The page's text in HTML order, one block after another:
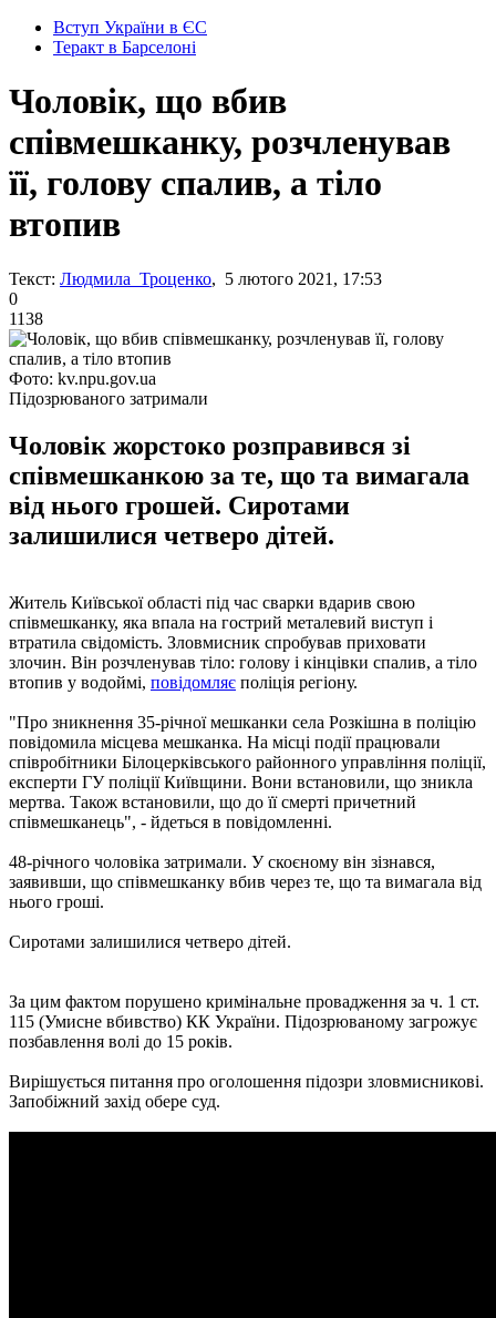
Вступ України в ЄС
Теракт в Барселоні
Чоловік, що вбив
співмешканку, розчленував
її, голову спалив, а тіло
втопив
Текст: Людмила Троценко, 5 лютого 2021, 17:53
0
1138
Фото: kv.npu.gov.ua
Підозрюваного затримали
Чоловік жорстоко розправився зі
співмешканкою за те, що та вимагала
від нього грошей. Сиротами
залишилися четверо дітей.
Житель Київської області під час сварки вдарив свою
співмешканку, яка впала на гострий металевий виступ і
втратила свідомість. Зловмисник спробував приховати
злочин. Він розчленував тіло: голову і кінцівки спалив, а тіло
втопив у водоймі, повідомляє поліція регіону.
"Про зникнення 35-річної мешканки села Розкішна в поліцію
повідомила місцева мешканка. На місці події працювали
співробітники Білоцерківського районного управління поліції,
експерти ГУ поліції Київщини. Вони встановили, що зникла
мертва. Також встановили, що до її смерті причетний
співмешканець", - йдеться в повідомленні.
48-річного чоловіка затримали. У скоєному він зізнався,
заявивши, що співмешканку вбив через те, що та вимагала від
нього гроші.
Сиротами залишилися четверо дітей.
За цим фактом порушено кримінальне провадження за ч. 1 ст.
115 (Умисне вбивство) КК України. Підозрюваному загрожує
позбавлення волі до 15 років.
Вирішується питання про оголошення підозри зловмисникові.
Запобіжний захід обере суд.